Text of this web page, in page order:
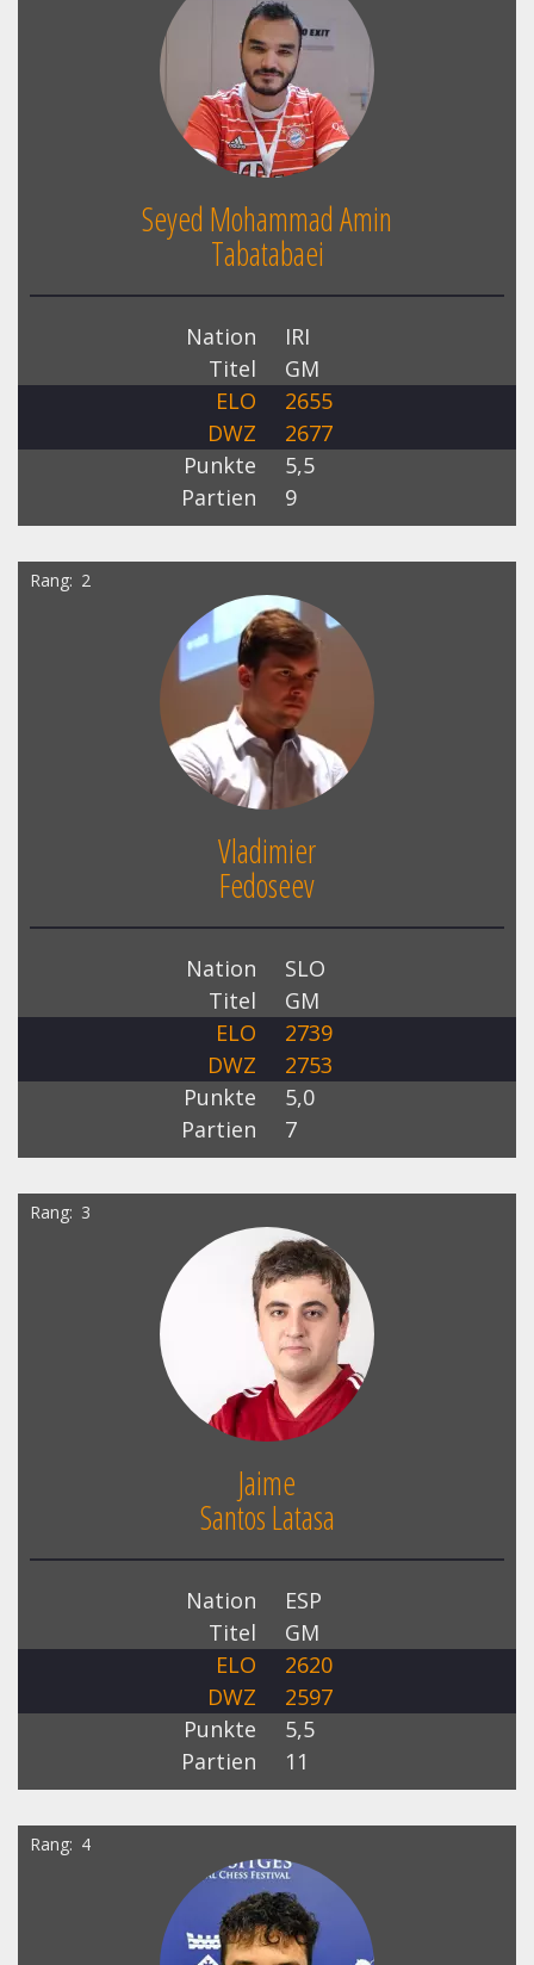
Seyed Mohammad Amin
Tabatabaei
Nation
IRI
Titel
GM
ELO
2655
DWZ
2677
Punkte
5,5
Partien
9
Rang 2
Vladimier
Fedoseev
Nation
SLO
Titel
GM
ELO
2739
DWZ
2753
Punkte
5,0
Partien
7
Rang 3
Jaime
Santos Latasa
Nation
ESP
Titel
GM
ELO
2620
DWZ
2597
Punkte
5,5
Partien
11
Rang 4